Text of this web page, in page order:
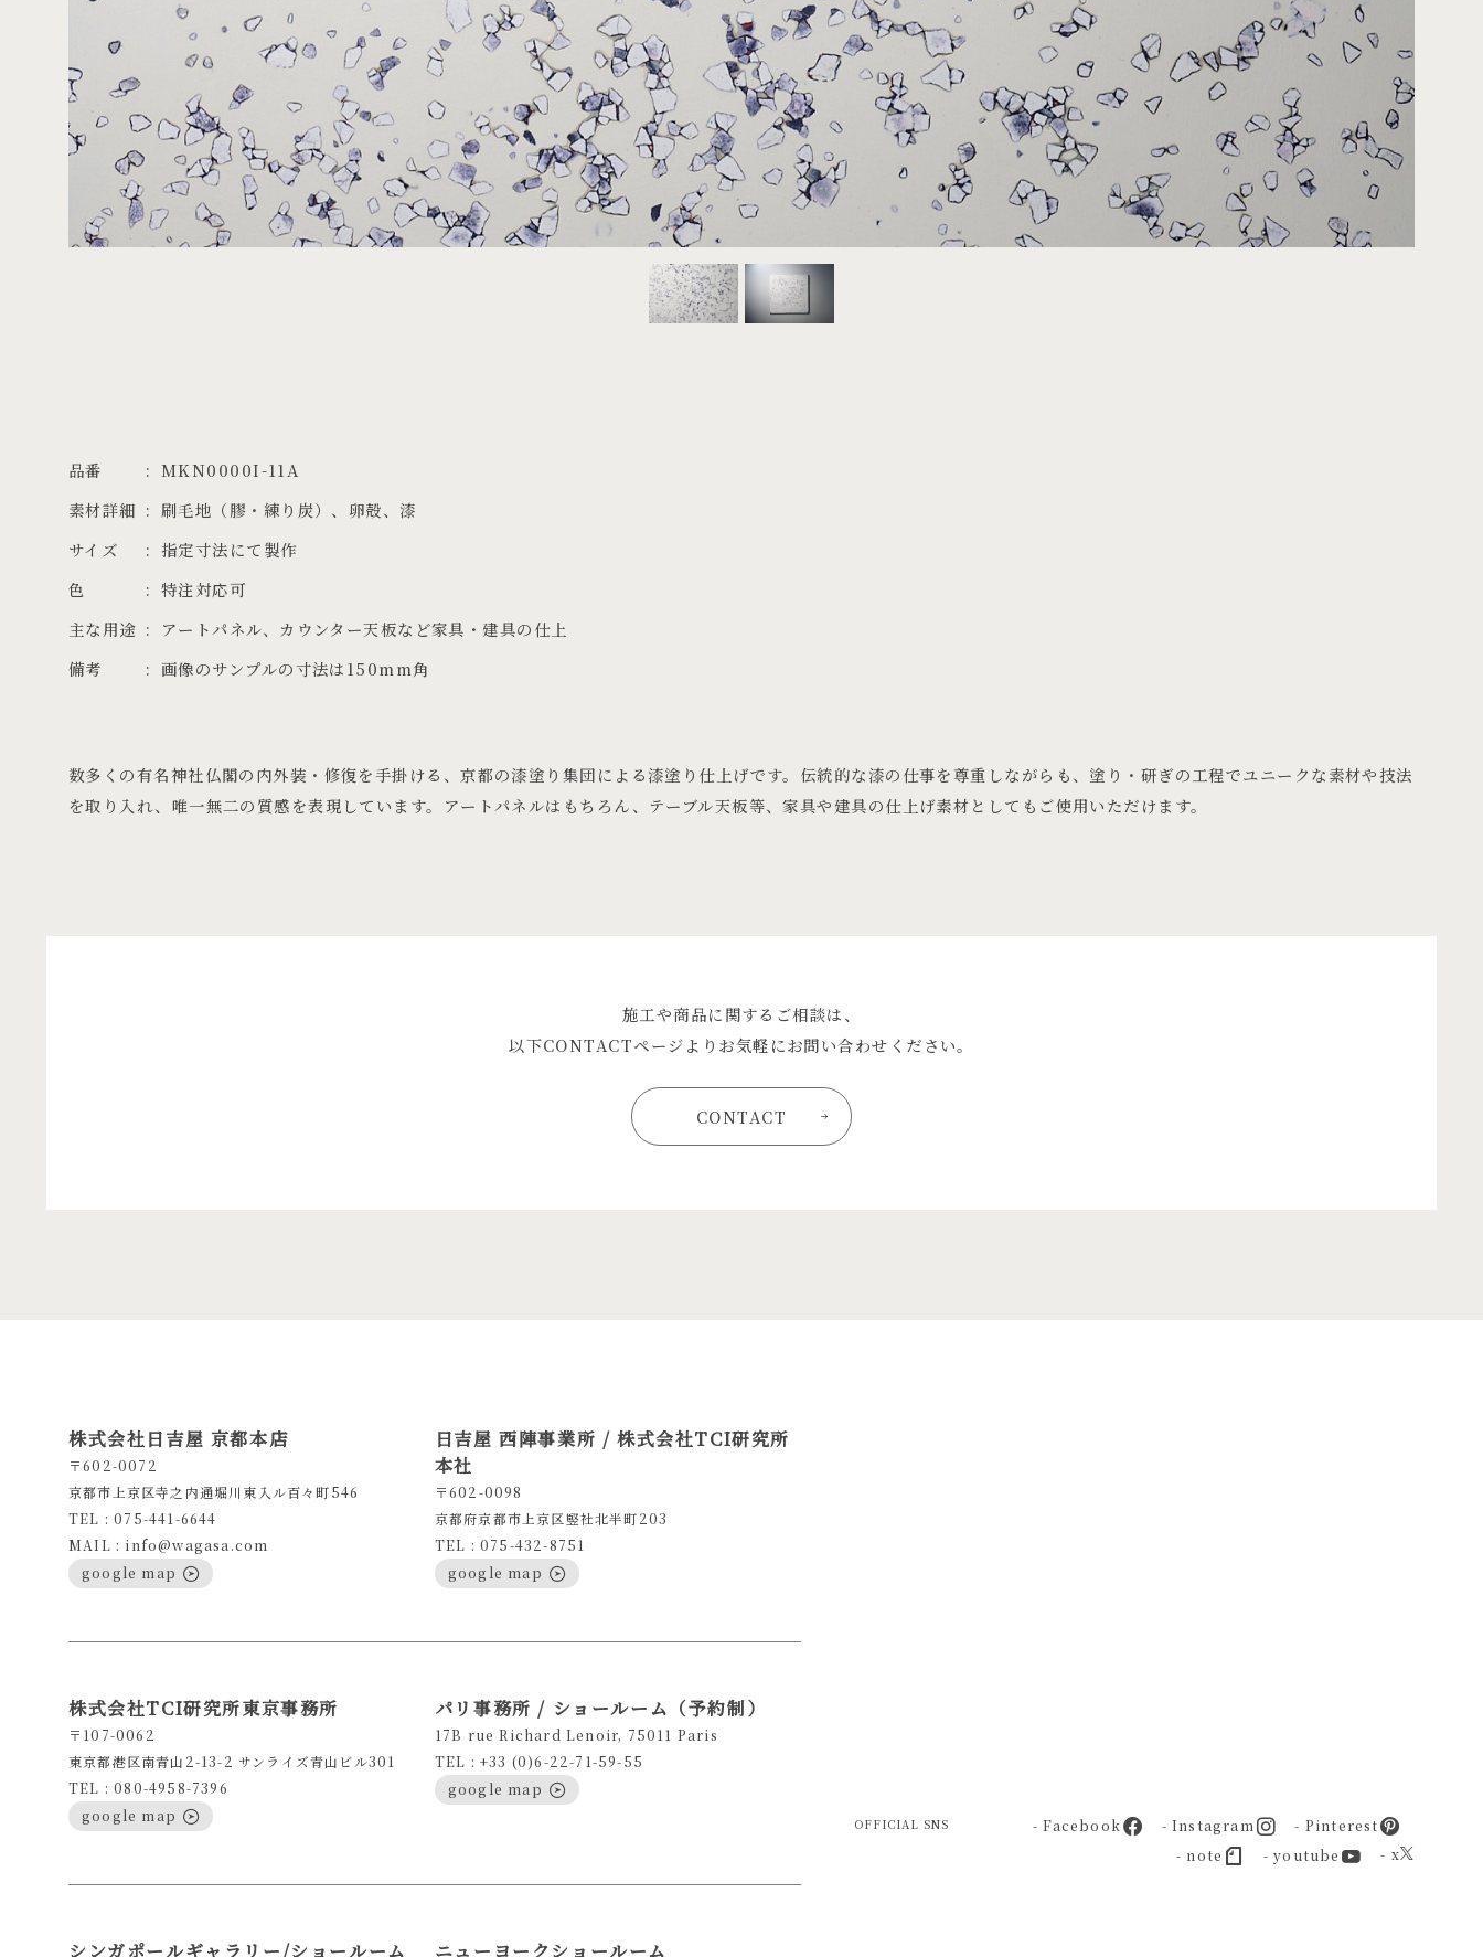
品番
MKN0000I-11A
素材詳細
刷毛地（膠・練り炭）、卵殻、漆
サイズ
指定寸法にて製作
色
特注対応可
主な用途
アートパネル、カウンター天板など家具・建具の仕上
備考
画像のサンプルの寸法は150mm角
数多くの有名神社仏閣の内外装・修復を手掛ける、京都の漆塗り集団による漆塗り仕上げです。伝統的な漆の仕事を尊重しながらも、塗り・研ぎの工程でユニークな素材や技法
を取り入れ、唯一無二の質感を表現しています。アートパネルはもちろん、テーブル天板等、家具や建具の仕上げ素材としてもご使用いただけます。
施工や商品に関するご相談は、
以下CONTACTページよりお気軽にお問い合わせください。
CONTACT
株式会社日吉屋 京都本店
〒602-0072
京都市上京区寺之内通堀川東入ル百々町546
TEL : 075-441-6644
MAIL : info@wagasa.com
google map
日吉屋 西陣事業所 / 株式会社TCI研究所
本社
〒602-0098
京都府京都市上京区竪社北半町203
TEL : 075-432-8751
google map
株式会社TCI研究所東京事務所
〒107-0062
東京都港区南青山2-13-2 サンライズ青山ビル301
TEL : 080-4958-7396
google map
パリ事務所 / ショールーム（予約制）
17B rue Richard Lenoir, 75011 Paris
TEL : +33 (0)6-22-71-59-55
google map
シンガポールギャラリー/ショールーム ニューヨークショールーム
OFFICIAL SNS - Facebook - Instagram
- Pinterest
- note
- youtube - x